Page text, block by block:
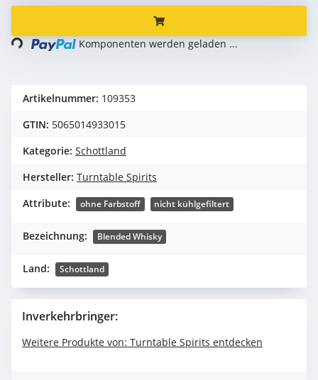
Komponenten werden geladen ...
Artikelnummer: 109353
GTIN: 5065014933015
Kategorie: Schottland
Hersteller: Turntable Spirits
Attribute:
ohne Farbstoff nicht kühlgefiltert
Bezeichnung: Blended Whisky
Land: Schottland
Inverkehrbringer:
Weitere Produkte von: Turntable Spirits entdecken